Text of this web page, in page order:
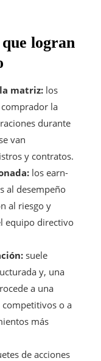
logran
matriz: los
la
durante
van
y contratos.
los earn-
al desempeño
al riesgo y
equipo directivo
suele
y, una
a una
o a
más
de acciones